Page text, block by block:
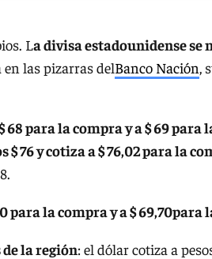
La divisa estadounidense se
en las pizarras delBanco Nación,
68 para la compra y a $ 69 para
76 y cotiza a $ 76,02 para la
para la compra y a $ 69,70para
la región: el dólar cotiza a